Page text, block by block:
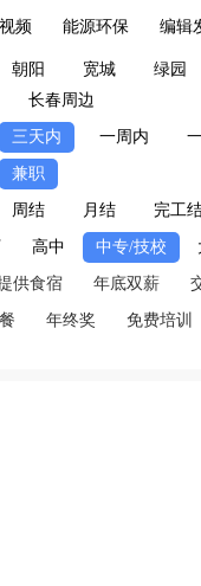
频 能源环保 编辑
朝阳 宽城 绿园
长春周边
三天内 一周内
兼职
周结 月结 完工
高中 中专/技校
供食宿 年底双薪
年终奖 免费培训